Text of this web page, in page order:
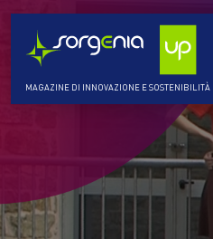
MAGAZINE DI INNOVAZIONE E SOSTENIBILITÀ